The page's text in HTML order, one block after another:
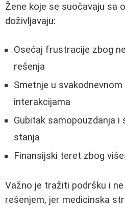
Žene koje se suočavaju sa
doživljavaju:
Osećaj frustracije zbog
rešenja
Smetnje u
interakcijama
Gubitak samopouzdanja
stanja
Finansijski teret zbog
Važno je tražiti podršku i
rešenjem, jer medicinska